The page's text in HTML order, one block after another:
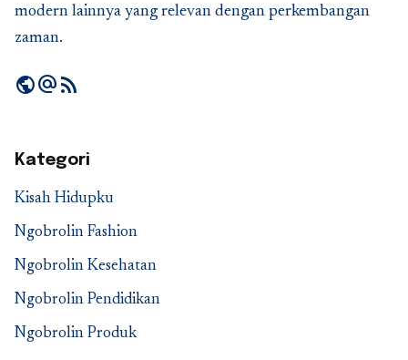
modern lainnya yang relevan dengan perkembangan
zaman.
publicalternate_emailrss_feed
Kategori
Kisah Hidupku
Ngobrolin Fashion
Ngobrolin Kesehatan
Ngobrolin Pendidikan
Ngobrolin Produk